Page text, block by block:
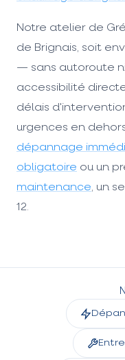
Notre atelier de
de Brignais, soit
— sans autoroute
accessibilité
délais
urgences en
dépannage
obligatoire ou un
maintenance, un
12.